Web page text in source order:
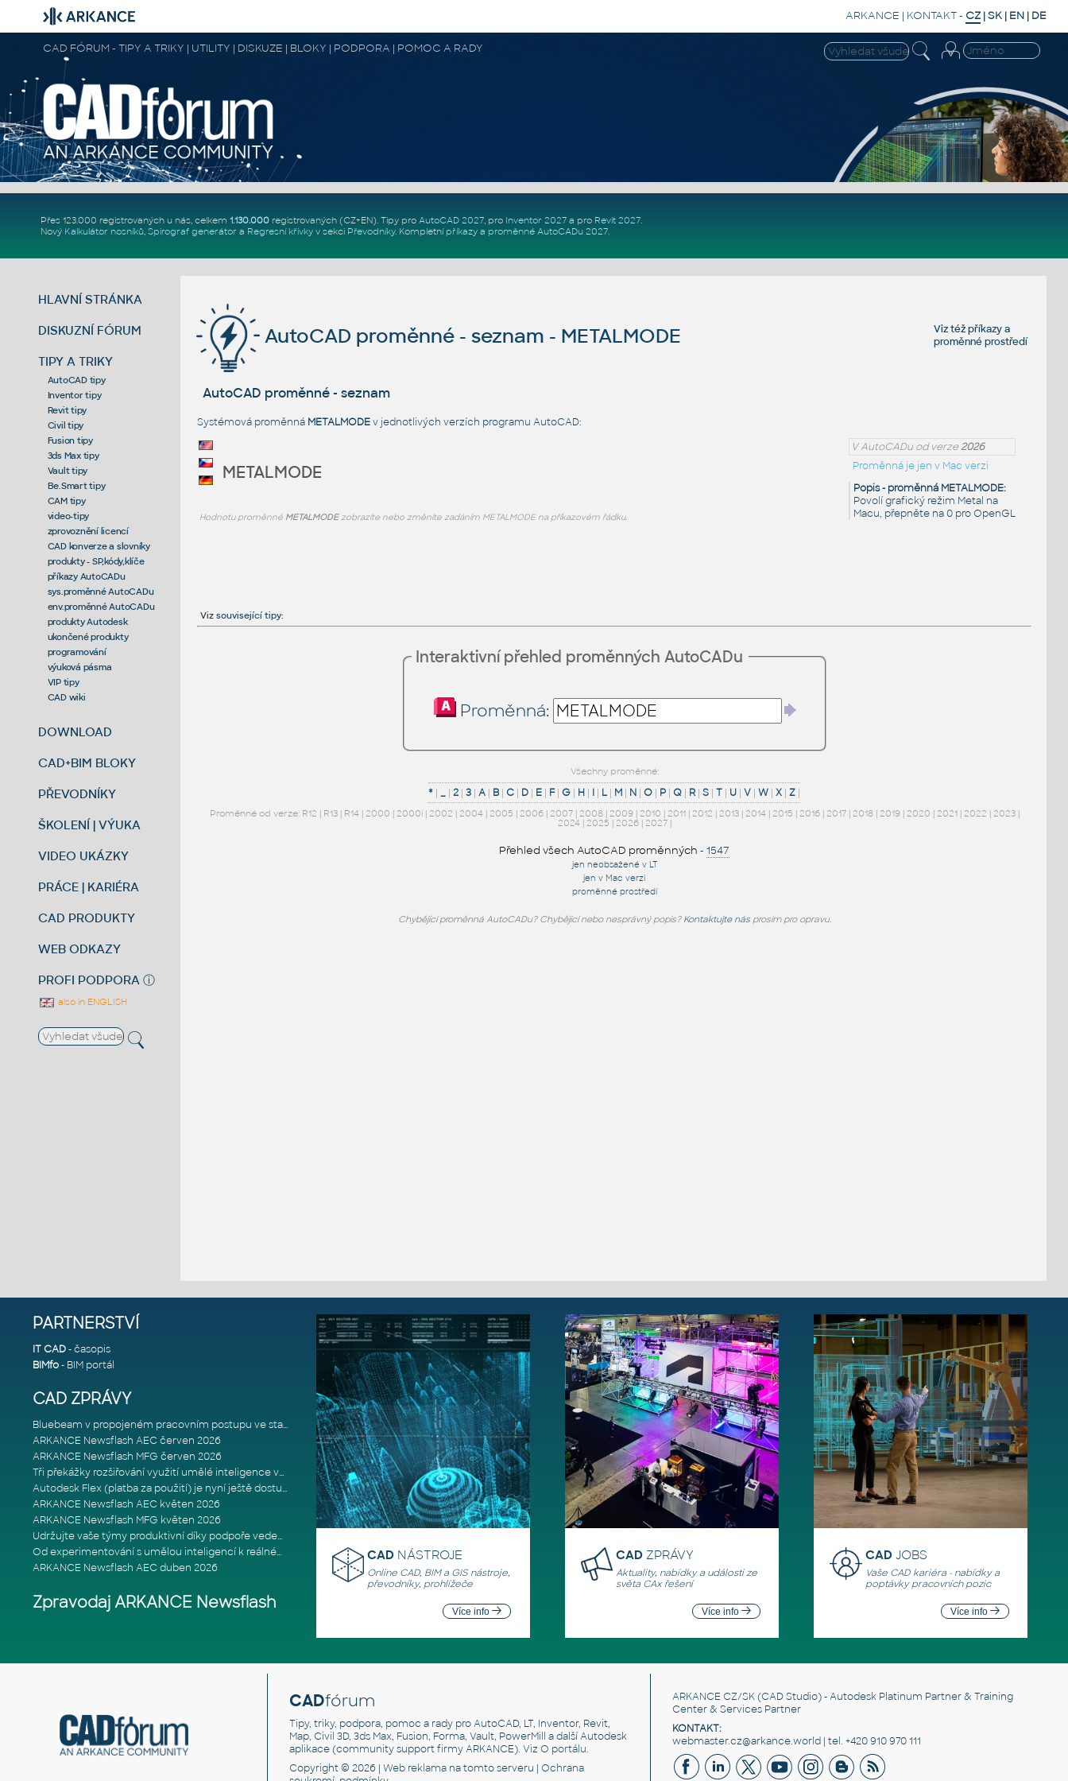
ARKANCE | KONTAKT- CZ |SK | EN | DE
CAD FÓRUM - TIPY A TRIKY | UTILITY | DISKUZE | BLOKY | PODPORA | POMOC A RADY
Přes 123.000 registrovaných u nás, celkem 1.130.000registrovaných (CZ+EN). Tipy pro AutoCAD 2027, pro Inventor 2027a pro Revit 2027.
Nový Kalkulátor nosníků, Spirograf generátor a Regresní křivkyv sekci Převodníky. Kompletní příkazya proměnné AutoCADu 2027.
HLAVNÍ STRÁNKA
DISKUZNÍ FÓRUM
TIPY A TRIKY
AutoCAD tipy
Inventor tipy
Revit tipy
Civil tipy
Fusion tipy
3ds Max tipy
Vault tipy
Be.Smart tipy
CAM tipy
video-tipy
zprovoznění licencí
CAD konverze a slovníky
produkty - SP,kódy,klíče
příkazy AutoCADu
sys.proměnné AutoCADu
env.proměnné AutoCADu
produkty Autodesk
ukončené produkty
programování
výuková pásma
VIP tipy
CAD wiki
DOWNLOAD
CAD+BIM BLOKY
PŘEVODNÍKY
ŠKOLENÍ | VÝUKA
VIDEO UKÁZKY
PRÁCE | KARIÉRA
CAD PRODUKTY
WEB ODKAZY
PROFI PODPORA ⓘ
also in ENGLISH
Viz téžpříkazya
proměnné prostředí
AutoCAD proměnné - seznam - METALMODE
AutoCAD proměnné - seznam
Systémová proměnná METALMODEv jednotlivých verzích programu AutoCAD:
V AutoCADu od verze2026
Proměnná je jen v Mac verzi
Popis - proměnná METALMODE:
Povolí grafický režim Metal na
Macu, přepněte na 0 pro OpenGL
METALMODE
Hodnotu proměnné METALMODEzobrazíte nebo změníte zadáním METALMODE na příkazovém řádku.
Viz související tipy:
Interaktivní přehled proměnných AutoCADu
Proměnná:
Všechny proměnné:
* | _ |2 |3 |A | B |C | D | E | F|G | H | I | L | M | N |O | P |Q | R |S |T | U |V |W |X |Z |
Proměnné od verze: R12 | R13| R14| 2000 | 2000i| 2002 | 2004| 2005 | 2006| 2007| 2008| 2009| 2010 | 2011| 2012 | 2013| 2014| 2015 | 2016| 2017| 2018| 2019| 2020 | 2021| 2022 | 2023|
2024| 2025 | 2026| 2027|
Přehled všech AutoCAD proměnných -1547
jen neobsažené v LT
jen v Mac verzi
proměnné prostředí
Chybějící proměnná AutoCADu? Chybějící nebo nesprávný popis? Kontaktujte násprosím pro opravu.
PARTNERSTVÍ
IT CAD- časopis
BIMfo- BIM portál
CAD ZPRÁVY
Bluebeam v propojeném pracovním postupu ve stavebnictví: Proč je int
ARKANCE Newsflash AEC červen 2026
ARKANCE Newsflash MFG červen 2026
Tři překážky rozšiřování využití umělé inteligence ve stavebním prům
Autodesk Flex (platba za použití) je nyní ještě dostupnější
ARKANCE Newsflash AEC květen 2026
ARKANCE Newsflash MFG květen 2026
Udržujte vaše týmy produktivní díky podpoře vedené odborníky
Od experimentování s umělou inteligencí k reálnému dopadu na podniká
ARKANCE Newsflash AEC duben 2026
Zpravodaj ARKANCE Newsflash
CAD NÁSTROJE
Online CAD, BIM a GIS nástroje,
převodníky, prohlížeče
Více info
CAD ZPRÁVY
Aktuality, nabídky a události ze
světa CAx řešení
Více info
CADJOBS
Vaše CAD kariéra - nabídky a
poptávky pracovních pozic
Více info
CADfórum
Tipy, triky, podpora, pomoc a rady pro AutoCAD, LT, Inventor, Revit,
Map, Civil 3D, 3ds Max, Fusion, Forma, Vault, PowerMill a další Autodesk
aplikace (community support firmy ARKANCE). Viz O portálu.
Copyright © 2026 | Web reklamana tomto serveru | Ochrana
ARKANCE CZ/SK(CAD Studio) - Autodesk Platinum Partner & Training
Center & Services Partner
KONTAKT:
webmaster.cz@arkance.world | tel. +420 910 970 111